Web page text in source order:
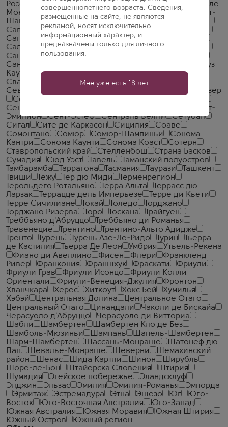
Роэро Роэро Арнеис Рубиконе
Руке ди Кастаньоле
Монферрато
Русет де Савуа Рюйи
Рюшот-
Шамбертен
Савеньер
Савеньер Куле де Серран
Савеньер Рош-О-Муан
Савиньи-ле-Бон
Сагрантино ди Монтефалько
Сакраменто Каунти
Саленто
Саличе Салентино Сальта
Самегрело
Сан Антонио
Сан-Хуан
Саннио
Санта Круз
Каунти
Санта Рита Хиллз Сантене
Сардиния
Свартланд
Свартленд Свортленд
Севастополь
Сен Гилем ле Дезер
Сен-Бри
Сен-Ромен
Сент-
Эмилион
Сент-Эстеф Сентраль Велли
Сетубал
Сигал
Сите де Каркасон Сицилия
Соаве
Сомонтано
Сомюр Сомюр-Шампиньи
Сонома
Кантри
Сонома Каунти Сонома Коаст
Сотерн
Ставропольский край
Стелленбош
Страна Басков
Сумадия
Сюд Уэст Тавель
Таманский полуостров
Тамбарамба
Таррагона Тасмания Таурази
Ташкент
Твиши
Тежу Тер дю Миди
Терменрегион
Терольдего Ротальяно
Терра Альта
Террасс дю
Ларзак
Террацце дель Имперьезе
Терре ди Кьети
Терре Сичилиане
Токай Толедо
Торджано
Торджано Ризерва
Торо Тоскана
Трайгуен
Треббьяно д'Абруццо
Треббьяно ди Романья
Тревенецие
Трентино
Трентино-Альто Адидже
Тренто
Турень Турень Азе-Ле-Ридо Турин
Тьерра
де Кастилия
Тьерра Де Леон Умбрия
Утьель-Рекена
Фиано ди Авеллино
Фисен Флери
Франкленд
Ривер
Франкония Франшхук Фраскати
Фриули
Фриули Грав
Фриули Исонцо
Фриули Колли
Ориентали
Фриули-Венеция-Джулия
Фронтон
Хванчкара
Херес Хиткоут Хокс Бей
Хумилья
Хэбэй
Центральная Долина
Центральное Отаго
Центральный Отаго
Цинандали
Чаколи де Бискайа
Черасуоло д'Абруццо
Черасуоло ди Витториа
Шабли
Шамбертен
Шамбертен Кло де Без
Шамболь-Мюзиньи
Шампань
Шапель-Шамбертен
Шарм-Шамбертен
Шассань-Монраше
Шатонеф дю
Пап
Шевалье-Монраше Шеверни
Шемахинский
район
Шенас Шида Картли Шинон
Ширубль
Шоре-ле-Бон
Штайерска Словения
Штирия
Шумадия
Эгейское побережье
Эландсклуф
Элджин
Эльзас Эмилия Эмилия-Романья
Эмпорда
Эрмитаж
Эстремадура Этна Эшезо Юг
Юго-
Восток
Юго-Восточная Австралия
Юго-Запад
Южная Австралия
Южная Моравия
Южная Штирия
Южный Остров
Южный регион
совершеннолетнего возраста. Сведения,
размещённые на сайте, не являются
рекламой, носят исключительно
информационный характер, и
предназначены только для личного
пользования.
Мне уже есть 18 лет